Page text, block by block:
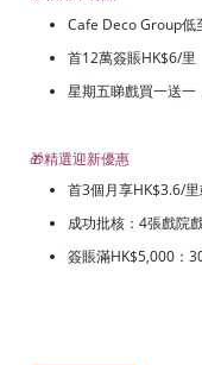
Cafe Deco Group低
首12萬簽賬HK$6/里
星期五睇戲買一送一
🎁精選迎新優惠
首3個月享HK$3.6/
成功批核：4張戲院
簽賬滿HK$5,000：